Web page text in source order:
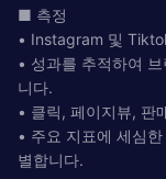
■ 측정
• Instagram 및
• 성과를 추적하여
니다.
• 클릭, 페이지뷰, 판
• 주요 지표에 세심
별합니다.